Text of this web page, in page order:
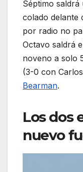
Séptimo saldrá
colado delante
por radio no
Octavo saldrá
noveno a solo
(3-0 con
Bearman.
Los dos
nuevo